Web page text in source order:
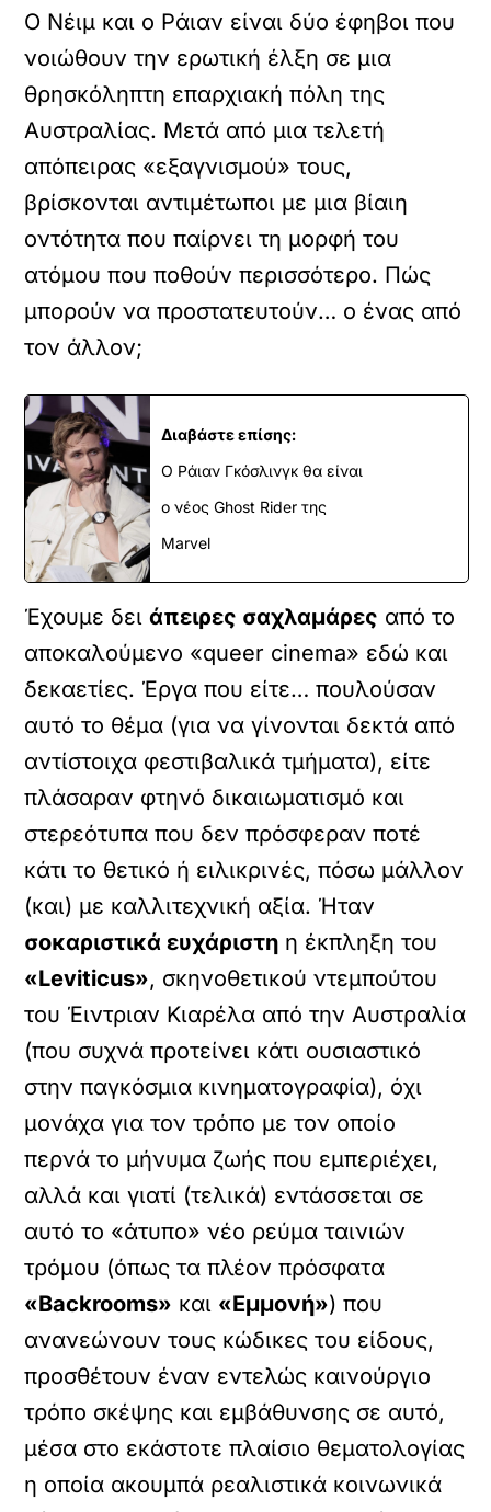
Ο Νέιμ και ο Ράιαν είναι δύο έφηβοι που
νοιώθουν την ερωτική έλξη σε μια
θρησκόληπτη επαρχιακή πόλη της
Αυστραλίας. Μετά από μια τελετή
απόπειρας «εξαγνισμού» τους,
βρίσκονται αντιμέτωποι με μια βίαιη
οντότητα που παίρνει τη μορφή του
ατόμου που ποθούν περισσότερο. Πώς
μπορούν να προστατευτούν… ο ένας από
τον άλλον;
Διαβάστε επίσης:
Ο Ράιαν Γκόσλινγκ θα είναι
ο νέος Ghost Rider της
Marvel
Έχουμε δειάπειρες σαχλαμάρες από το
αποκαλούμενο «queer cinema» εδώ και
δεκαετίες. Έργα που είτε… πουλούσαν
αυτό το θέμα (για να γίνονται δεκτά από
αντίστοιχα φεστιβαλικά τμήματα), είτε
πλάσαραν φτηνό δικαιωματισμό και
στερεότυπα που δεν πρόσφεραν ποτέ
κάτι το θετικό ή ειλικρινές, πόσω μάλλον
(και) με καλλιτεχνική αξία. Ήταν
σοκαριστικά ευχάριστη η έκπληξη του
«Leviticus», σκηνοθετικού ντεμπούτου
του Έιντριαν Κιαρέλα από την Αυστραλία
(που συχνά προτείνει κάτι ουσιαστικό
στην παγκόσμια κινηματογραφία), όχι
μονάχα για τον τρόπο με τον οποίο
περνά το μήνυμα ζωής που εμπεριέχει,
αλλά και γιατί (τελικά) εντάσσεται σε
αυτό το «άτυπο» νέο ρεύμα ταινιών
τρόμου (όπως τα πλέον πρόσφατα
«Backrooms» και «Εμμονή») που
ανανεώνουν τους κώδικες του είδους,
προσθέτουν έναν εντελώς καινούργιο
τρόπο σκέψης και εμβάθυνσης σε αυτό,
μέσα στο εκάστοτε πλαίσιο θεματολογίας
η οποία ακουμπά ρεαλιστικά κοινωνικά